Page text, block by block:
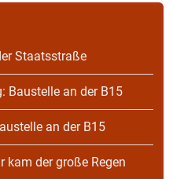
Staatsstraße
Baustelle an der B15
an der B15
kam der große Regen